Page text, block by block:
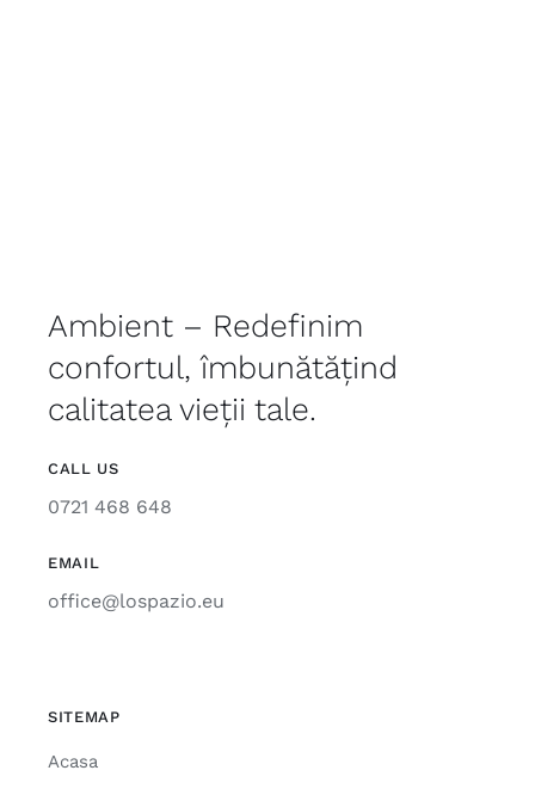
Ambient – Redefinim
confortul, îmbunătățind
calitatea vieții tale.
CALL US
0721 468 648
EMAIL
office@lospazio.eu
SITEMAP
Acasa